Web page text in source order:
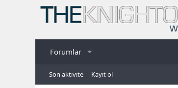
Forumlar
Son aktivite Kayıt ol